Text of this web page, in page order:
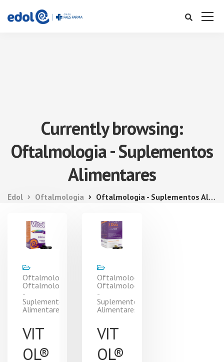
Currently browsing:
Oftalmologia - Suplementos
Alimentares
Edol Oftalmologia Oftalmologia - Suplementos Alimentares
Oftalmologia,
Oftalmologia
-
Suplementos
Alimentares
VIT
OL®
Oftalmologia,
Oftalmologia
-
Suplementos
Alimentares
VIT
OL®